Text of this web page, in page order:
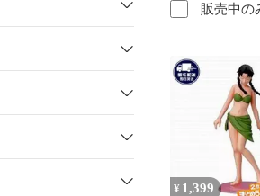
販売中の
¥ 1,399